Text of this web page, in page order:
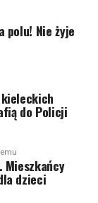
polu! Nie żyje
do Policji
Mieszkańcy
dzieci